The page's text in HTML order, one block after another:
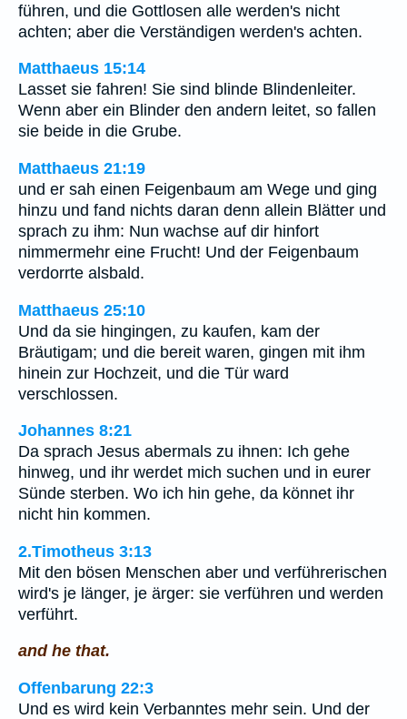
führen, und die Gottlosen alle werden's nicht
achten; aber die Verständigen werden's achten.
Matthaeus 15:14
Lasset sie fahren! Sie sind blinde Blindenleiter.
Wenn aber ein Blinder den andern leitet, so fallen
sie beide in die Grube.
Matthaeus 21:19
und er sah einen Feigenbaum am Wege und ging
hinzu und fand nichts daran denn allein Blätter und
sprach zu ihm: Nun wachse auf dir hinfort
nimmermehr eine Frucht! Und der Feigenbaum
verdorrte alsbald.
Matthaeus 25:10
Und da sie hingingen, zu kaufen, kam der
Bräutigam; und die bereit waren, gingen mit ihm
hinein zur Hochzeit, und die Tür ward
verschlossen.
Johannes 8:21
Da sprach Jesus abermals zu ihnen: Ich gehe
hinweg, und ihr werdet mich suchen und in eurer
Sünde sterben. Wo ich hin gehe, da könnet ihr
nicht hin kommen.
2.Timotheus 3:13
Mit den bösen Menschen aber und verführerischen
wird's je länger, je ärger: sie verführen und werden
verführt.
and he that.
Offenbarung 22:3
Und es wird kein Verbanntes mehr sein. Und der